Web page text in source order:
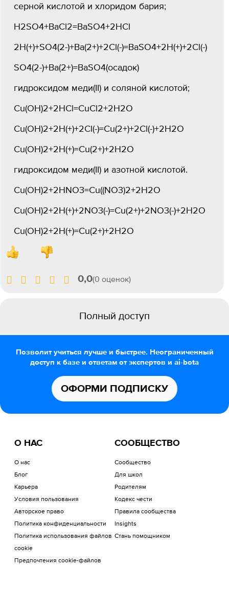
серной кислотой и хлоридом бария;
H2SO4+BaCl2=BaSO4+2HCl
2H(+)+SO4(2-)+Ba(2+)+2Cl(-)=BaSO4+2H(+)+2Cl(-)
SO4(2-)+Ba(2+)=BaSO4(осадок)
гидроксидом меди(II) и соляной кислотой;
Cu(OH)2+2HCl=CuCl2+2Н2О
Cu(OH)2+2H(+)+2Cl(-)=Cu(2+)+2Cl(-)+2Н2О
Cu(OH)2+2H(+)=Cu(2+)+2Н2О
гидроксидом меди(II) и азотной кислотой.
Cu(OH)2+2HNO3=Cu((NO3)2+2Н2О
Cu(OH)2+2H(+)+2NO3(-)=Cu(2+)+2NO3(-)+2Н2О
Cu(OH)2+2H(+)=Cu(2+)+2Н2О
0,0(0 оценок)
Полный доступ
Позволит учиться лучше и быстрее. Неограниченный
доступ к базе и ответам от экспертов и ai-bota
ОФОРМИ ПОДПИСКУ
О НАС
О нас
Блог
Карьера
Условия пользования
Авторское право
Политика конфиденциальности
Политика использования файлов
cookie
Предпочтения cookie-файлов
СООБЩЕСТВО
Сообщество
Для школ
Родителям
Кодекс чести
Правила сообщества
Insights
Стань помощником